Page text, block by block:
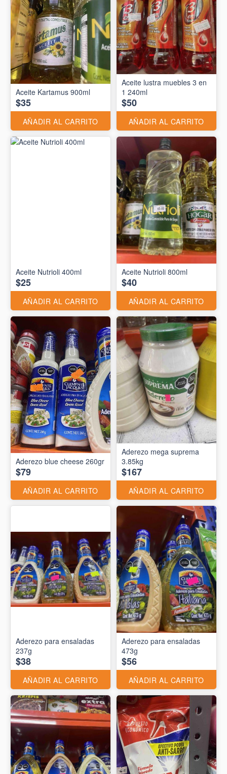
Aceite Kartamus 900ml
$35
AÑADIR AL CARRITO
Aceite lustra muebles 3 en
1 240ml
$50
AÑADIR AL CARRITO
Aceite Nutrioli 400ml
$25
AÑADIR AL CARRITO
Aceite Nutrioli 800ml
$40
AÑADIR AL CARRITO
Aderezo blue cheese 260gr
$79
AÑADIR AL CARRITO
Aderezo mega suprema
3.85kg
$167
AÑADIR AL CARRITO
Aderezo para ensaladas
237g
$38
AÑADIR AL CARRITO
Aderezo para ensaladas
473g
$56
AÑADIR AL CARRITO